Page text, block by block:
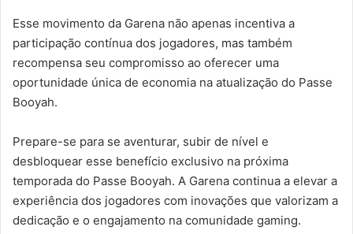
Esse movimento da Garena não apenas incentiva a
participação contínua dos jogadores, mas também
recompensa seu compromisso ao oferecer uma
oportunidade única de economia na atualização do Passe
Booyah.
Prepare-se para se aventurar, subir de nível e
desbloquear esse benefício exclusivo na próxima
temporada do Passe Booyah. A Garena continua a elevar a
experiência dos jogadores com inovações que valorizam a
dedicação e o engajamento na comunidade gaming.